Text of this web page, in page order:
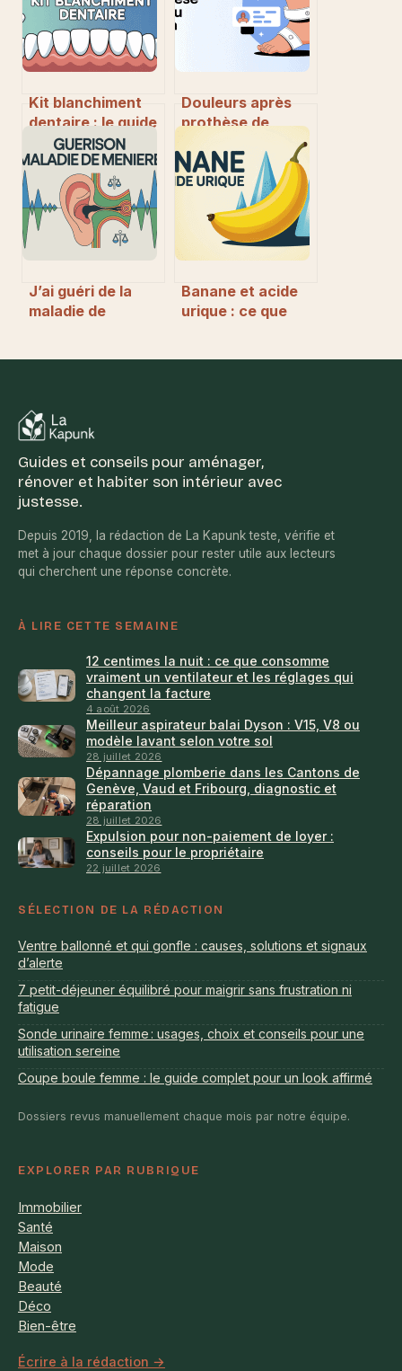
Kit blanchiment
dentaire : le guide
pratique pour un
sourire éclatant à
la maison
Douleurs après
prothèse de
vous trouverez
sur les forums
J’ai guéri de la
maladie de
Banane et acide
urique : ce que
Guides et conseils pour aménager,
rénover et habiter son intérieur avec
justesse.
Depuis 2019, la rédaction de La Kapunk teste, vérifie et
met à jour chaque dossier pour rester utile aux lecteurs
qui cherchent une réponse concrète.
À LIRE CETTE SEMAINE
12 centimes la nuit : ce que consomme
vraiment un ventilateur et les réglages qui
changent la facture
4 août 2026
Meilleur aspirateur balai Dyson : V15, V8 ou
modèle lavant selon votre sol
28 juillet 2026
Dépannage plomberie dans les Cantons de
Genève, Vaud et Fribourg, diagnostic et
réparation
28 juillet 2026
Expulsion pour non-paiement de loyer :
conseils pour le propriétaire
22 juillet 2026
SÉLECTION DE LA RÉDACTION
Ventre ballonné et qui gonfle : causes, solutions et signaux
d’alerte
7 petit-déjeuner équilibré pour maigrir sans frustration ni
fatigue
Sonde urinaire femme : usages, choix et conseils pour une
utilisation sereine
Coupe boule femme : le guide complet pour un look affirmé
Dossiers revus manuellement chaque mois par notre équipe.
EXPLORER PAR RUBRIQUE
Immobilier
Santé
Maison
Mode
Beauté
Déco
Bien-être
Écrire à la rédaction →